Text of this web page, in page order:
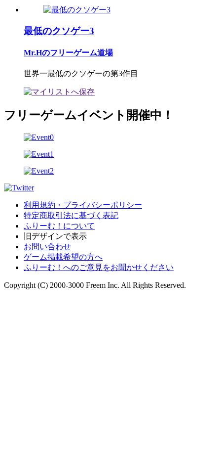
最低のクソゲー3
Mr.Hのフリーゲーム道場
世界一最低のクソゲーの第3作目
フリーゲームイベント開催中！
利用規約・プライバシーポリシー
特定商取引法に基づく表記
ふりーむ！について
旧デザインで表示
お問い合わせ
ゲーム掲載希望の方へ
ふりーむ！へのご意見をお聞かせください
Copyright (C) 2000-3000 Freem Inc. All Rights Reserved.